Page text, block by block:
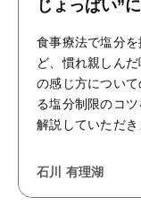
じょっぱい”
食事療法で塩分
ど、慣れ親しん
の感じ方につい
る塩分制限のコ
解説していただき
石川 有理湖